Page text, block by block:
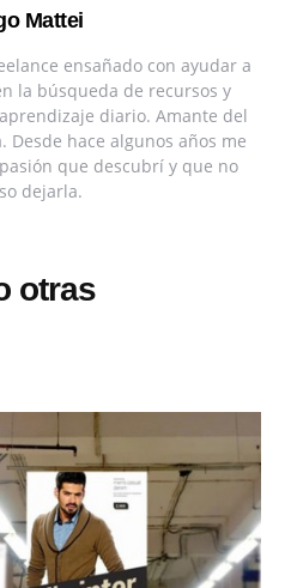
Mattei
ensañado con ayudar a
la búsqueda de recursos y
diario. Amante del
hace algunos años me
que descubrí y que no
dejarla.
otras